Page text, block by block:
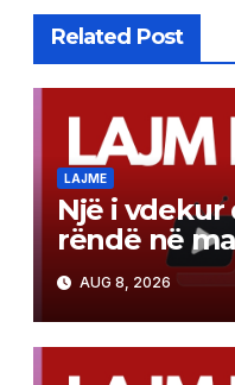
Related Post
LAJME
Një i
rëndë në
Gostivar-
AUG 8, 2026